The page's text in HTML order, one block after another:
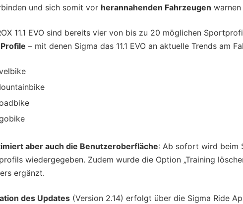
und sich somit vor herannahenden Fahrzeugen warnen
11.1 EVO sind bereits vier von bis zu 20 möglichen
– mit denen Sigma das 11.1 EVO an aktuelle Trends am
aber auch die Benutzeroberfläche: Ab sofort wird beim
wiedergegeben. Zudem wurde die Option „Training
ergänzt.
des Updates (Version 2.14) erfolgt über die Sigma Ride